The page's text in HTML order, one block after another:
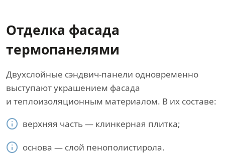
Отделка фасада
термопанелями
Двухслойные сэндвич-панели одновременно
выступают украшением фасада
и теплоизоляционным материалом. В их составе:
верхняя часть — клинкерная плитка;
основа — слой пенополистирола.